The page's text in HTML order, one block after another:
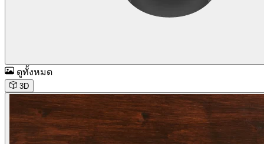
ดูทั้งหมด
3D